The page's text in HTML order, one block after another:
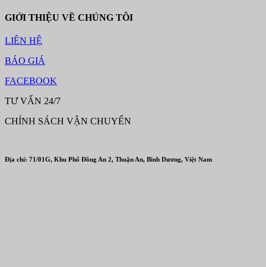
GIỚI THIỆU VỀ CHÚNG TÔI
LIÊN HỆ
BÁO GIÁ
FACEBOOK
TƯ VẤN 24/7
CHÍNH SÁCH VẬN CHUYỂN
Địa chỉ: 71/01G, Khu Phố Đồng An 2, Thuận An, Bình Dương, Việt Nam